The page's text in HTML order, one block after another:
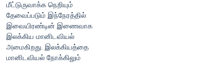
மீட்டுருவாக்க நெறியும்
தேவைப்படும் இந்நேரத்தில்
இவையிரண்டின் இணைவாக
இலக்கிய மானிடவியல்
அமைகிறது. இலக்கியத்தை
மானிடவியல் நோக்கிலும்